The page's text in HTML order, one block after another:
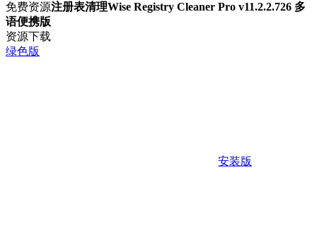
免费资源注册表清理Wise Registry Cleaner Pro v11.2.2.726 多
语便携版
资源下载
绿色版
安装版